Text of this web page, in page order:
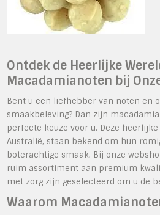
Ontdek de Heerlijke
Macadamianoten bij
Bent u een liefhebber van noten en
smaakbeleving? Dan zijn
perfecte keuze voor u. Deze
Australië, staan bekend om hun
boterachtige smaak. Bij onze
ruim assortiment aan premium
met zorg zijn geselecteerd om u de
Waarom